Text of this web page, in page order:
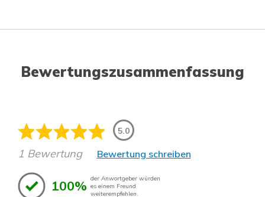
Bewertungszusammenfassung
5.0
1 Bewertung Bewertung schreiben
100% der Anwortgeber würden
es einem Freund
weiterempfehlen.